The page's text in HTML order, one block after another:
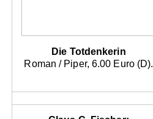
Die Totdenkerin
Roman / Piper, 6.00 Euro (D).